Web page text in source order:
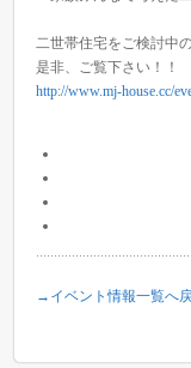
二世帯住宅をご検討中
是非、ご覧下さい！！
http://www.mj-house.cc/
→イベント情報一覧へ